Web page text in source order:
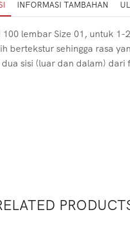
INFORMASI TAMBAHAN
lembar Size 01, untuk
sehingga rasa
sisi (luar dan dalam)